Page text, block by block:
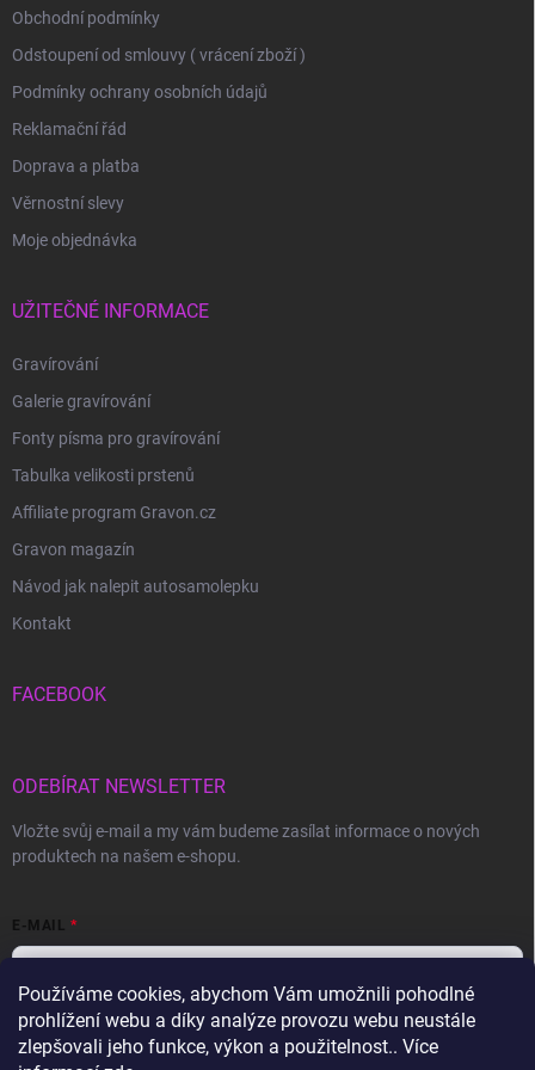
Používáme cookies, abychom Vám umožnili pohodlné
prohlížení webu a díky analýze provozu webu neustále
zlepšovali jeho funkce, výkon a použitelnost.. Více
Obchodní podmínky
Odstoupení od smlouvy ( vrácení zboží )
Podmínky ochrany osobních údajů
Reklamační řád
Doprava a platba
Věrnostní slevy
Moje objednávka
UŽITEČNÉ INFORMACE
Gravírování
Galerie gravírování
Fonty písma pro gravírování
Tabulka velikosti prstenů
Affiliate program Gravon.cz
Gravon magazín
Návod jak nalepit autosamolepku
Kontakt
FACEBOOK
ODEBÍRAT NEWSLETTER
Vložte svůj e-mail a my vám budeme zasílat informace o nových
produktech na našem e-shopu.
E-MAIL
Vložením e-mailu souhlasíte spodmínkami ochrany osobních údajů